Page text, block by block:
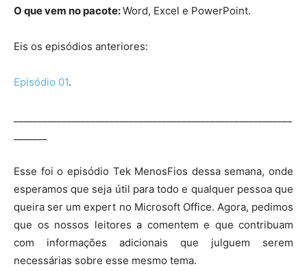
O que vem no pacote:Word, Excel e PowerPoint.
Eis os episódios anteriores:
Episódio 01.
Esse foi o episódio Tek MenosFios dessa semana, onde
esperamos que seja útil para todo e qualquer pessoa que
queira ser um expert no Microsoft Office. Agora, pedimos
que os nossos leitores a comentem e que contribuam
com informações adicionais que julguem serem
necessárias sobre esse mesmo tema.